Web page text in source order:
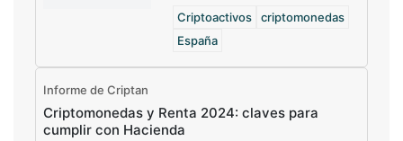
Criptoactivos
criptomonedas
España
Informe de Criptan
Criptomonedas y Renta 2024: claves para
cumplir con Hacienda